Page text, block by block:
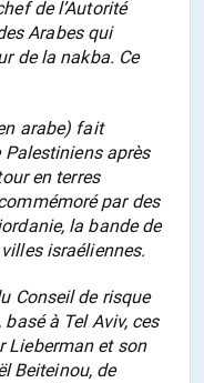
de l’Autorité
Arabes qui
de la nakba. Ce
arabe) fait
Palestiniens après
en terres
par des
la bande de
israéliennes.
Conseil de risque
à Tel Aviv, ces
Lieberman et son
Beiteinou, de